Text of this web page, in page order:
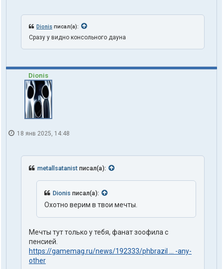
Dionis писал(а):
Сразу у видно консольного дауна
Dionis
18 янв 2025, 14:48
metallsatanist писал(а):
Dionis писал(а):
Охотно верим в твои мечты.
Мечты тут только у тебя, фанат зоофила с
пенсией.
https://gamemag.ru/news/192333/phbrazil ... -any-
other